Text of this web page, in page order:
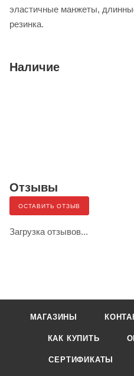
эластичные манжеты,
резинка.
Наличие
Отзывы
ОСТАВИТЬ ОТЗЫВ
Загрузка отзывов...
МАГАЗИНЫ
КАК КУПИТЬ
СЕРТИФИКАТЫ